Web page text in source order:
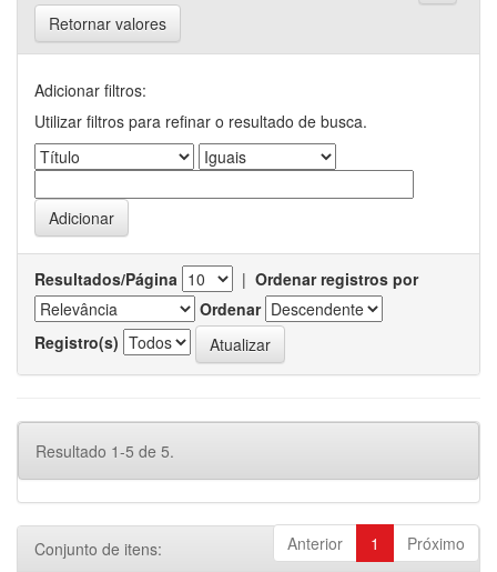
Retornar valores
Adicionar filtros:
Utilizar filtros para refinar o resultado de busca.
Resultados/Página | Ordenar registros por
Ordenar
Registro(s)
Resultado 1-5 de 5.
Anterior 1 Próximo
Conjunto de itens: